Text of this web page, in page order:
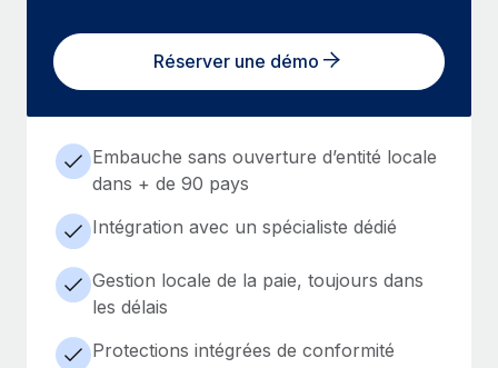
Réserver une démo
Embauche sans ouverture d’entité locale
dans + de 90 pays
Intégration avec un spécialiste dédié
Gestion locale de la paie, toujours dans
les délais
Protections intégrées de conformité